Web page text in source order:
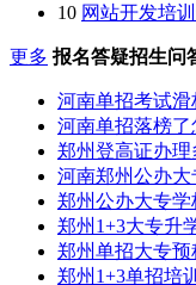
10 网站开发培
更多 报名答疑招生问
河南单招考试滑
河南单招落榜了
郑州登高证办理
河南郑州公办大
郑州公办大专学
郑州1+3大专升
郑州单招大专预
郑州1+3单招培